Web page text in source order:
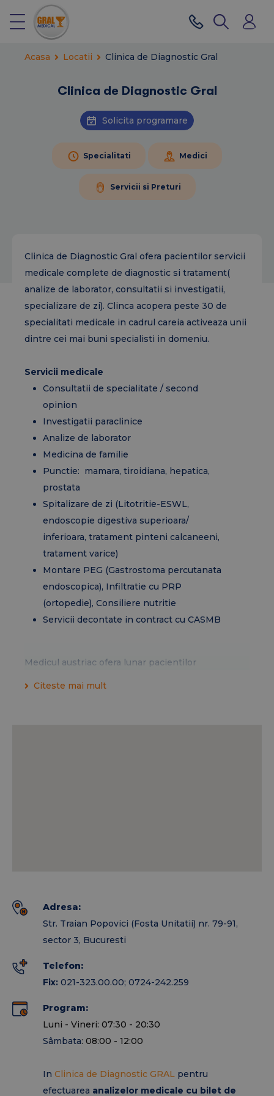
Acasa Locatii Clinica de Diagnostic Gral
Clinica de Diagnostic Gral
Solicita programare
Specialitati Medici
Servicii si Preturi
Clinica de Diagnostic Gral ofera pacientilor servicii
medicale complete de diagnostic si tratament(
analize de laborator, consultatii si investigatii,
specializare de zi). Clinca acopera peste 30 de
specialitati medicale in cadrul careia activeaza unii
dintre cei mai buni specialisti in domeniu.
Servicii medicale
Consultatii de specialitate / second
opinion
Investigatii paraclinice
Analize de laborator
Medicina de familie
Punctie: mamara, tiroidiana, hepatica,
prostata
Spitalizare de zi (Litotritie-ESWL,
endoscopie digestiva superioara/
inferioara, tratament pinteni calcaneeni,
tratament varice)
Montare PEG (Gastrostoma percutanata
endoscopica), Infiltratie cu PRP
(ortopedie), Consiliere nutritie
Servicii decontate in contract cu CASMB
Medicul austriac ofera lunar pacientilor
specialitati clinice
digestiva inferioara
gratuit in baza biletului de trimitere in Clinca de
Diagnostic Gral. Procedura este realizata de
catre
Dr. BOSONEA Paul - Medic specialist
gastroenterologie, cu mare experienta
litotritia
s-a efectuat prima data in privat la
Citeste mai mult
Adresa:
Str. Traian Popovici (Fosta Unitatii) nr. 79-91,
sector 3, Bucuresti
Telefon:
Fix: 021-323.00.00; 0724-242.259
Program:
Luni - Vineri: 07:30 - 20:30
Sâmbata: 08:00 - 12:00
In Clinica de Diagnostic GRAL pentru
efectuarea analizelor medicale cu bilet de